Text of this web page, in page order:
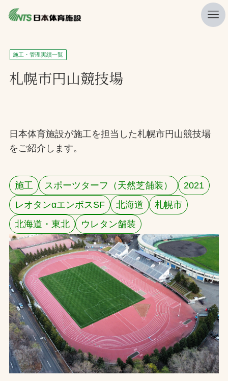
私たちの強み
ニュース
製品・サービス一覧
施工・管理実績一覧
採用情報
お問合せ
お取引先の皆様へ
プライバシーポリシー
ソーシャルメディアポリシー
施工・管理実績一覧
札幌市円山競技場
日本体育施設が施工を担当した札幌市円山競技場
をご紹介します。
施工 スポーツターフ（天然芝舗装）
2021
レオタンαエンボスSF
北海道
札幌市
北海道・東北
ウレタン舗装